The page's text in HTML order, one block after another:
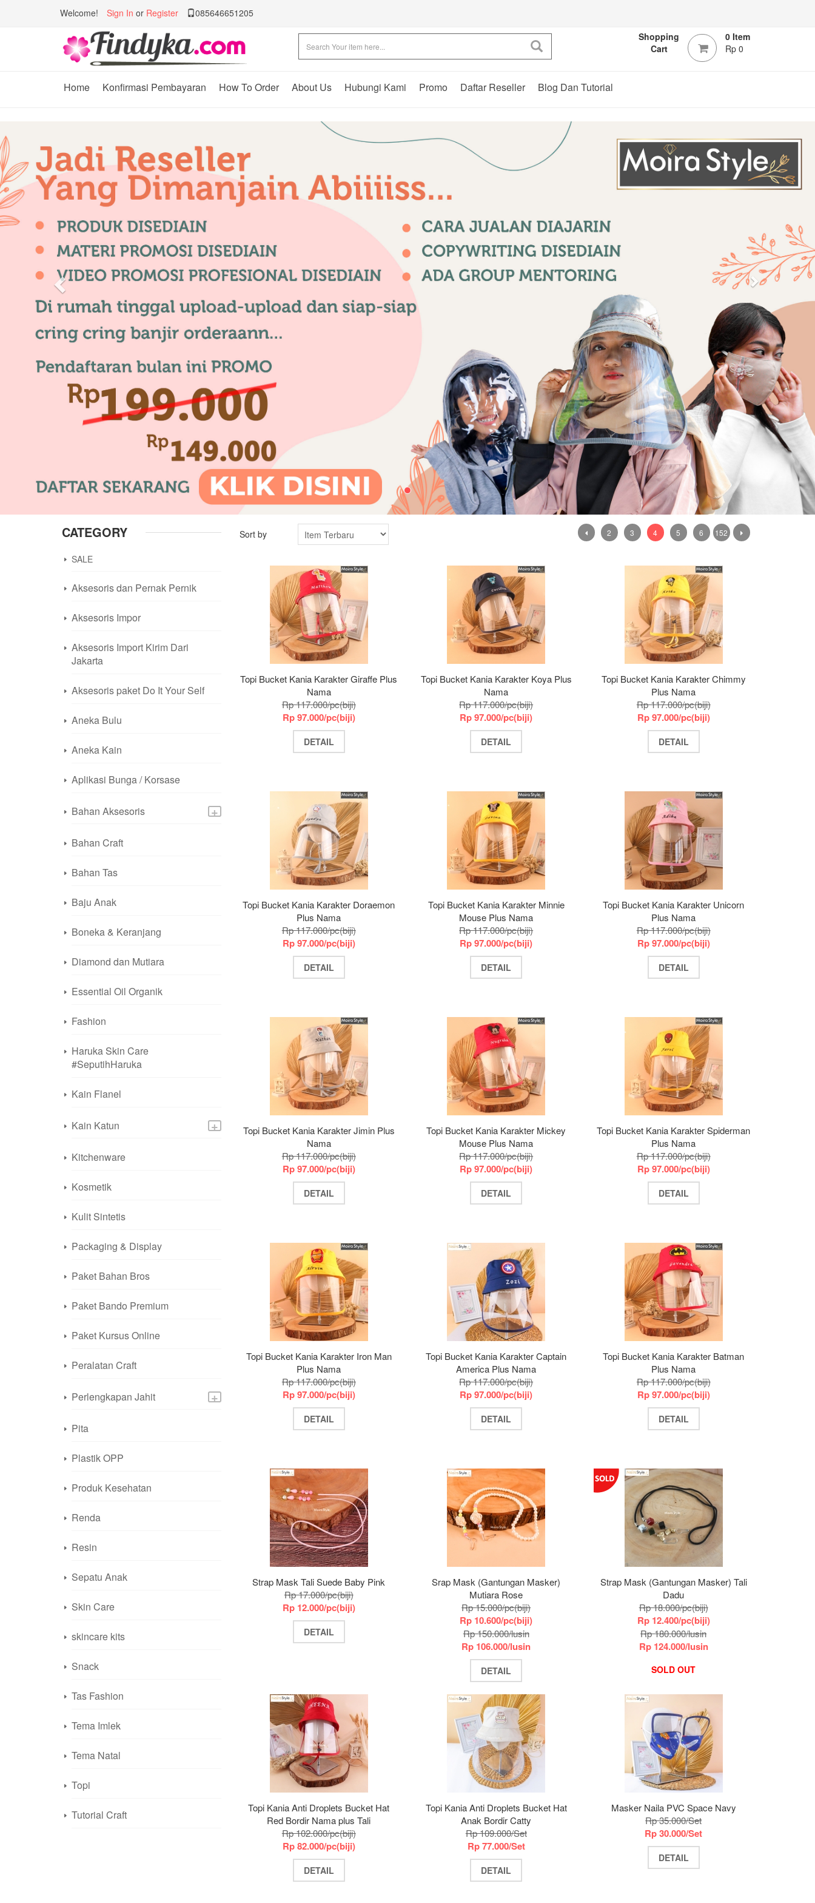
Welcome! Sign In or Register
085646651205
Shopping
Cart
0 Item
Rp 0
Home Konfirmasi Pembayaran How To Order About Us Hubungi Kami Promo Daftar Reseller Blog Dan Tutorial
CATEGORY
SALE
Aksesoris dan Pernak Pernik
Aksesoris Impor
Aksesoris Import Kirim Dari
Jakarta
Aksesoris paket Do It Your Self
Aneka Bulu
Aneka Kain
Aplikasi Bunga / Korsase
+
Bahan Aksesoris
Bahan Craft
Bahan Tas
Baju Anak
Boneka & Keranjang
Diamond dan Mutiara
Essential Oil Organik
Fashion
Haruka Skin Care
#SeputihHaruka
Kain Flanel
+
Kain Katun
Kitchenware
Kosmetik
Kulit Sintetis
Packaging & Display
Paket Bahan Bros
Paket Bando Premium
Paket Kursus Online
Peralatan Craft
+
Perlengkapan Jahit
Pita
Plastik OPP
Produk Kesehatan
Renda
Resin
Sepatu Anak
Skin Care
skincare kits
Snack
Tas Fashion
Tema Imlek
Tema Natal
Topi
Tutorial Craft
Sort by 2 3 4 5 6 152
Topi Bucket Kania Karakter Giraffe Plus
Nama
Rp 117.000/pc(biji)
Rp 97.000/pc(biji)
DETAIL
Topi Bucket Kania Karakter Koya Plus
Nama
Rp 117.000/pc(biji)
Rp 97.000/pc(biji)
DETAIL
Topi Bucket Kania Karakter Chimmy
Plus Nama
Rp 117.000/pc(biji)
Rp 97.000/pc(biji)
DETAIL
Topi Bucket Kania Karakter Doraemon
Plus Nama
Rp 117.000/pc(biji)
Rp 97.000/pc(biji)
DETAIL
Topi Bucket Kania Karakter Minnie
Mouse Plus Nama
Rp 117.000/pc(biji)
Rp 97.000/pc(biji)
DETAIL
Topi Bucket Kania Karakter Unicorn
Plus Nama
Rp 117.000/pc(biji)
Rp 97.000/pc(biji)
DETAIL
Topi Bucket Kania Karakter Jimin Plus
Nama
Rp 117.000/pc(biji)
Rp 97.000/pc(biji)
DETAIL
Topi Bucket Kania Karakter Mickey
Mouse Plus Nama
Rp 117.000/pc(biji)
Rp 97.000/pc(biji)
DETAIL
Topi Bucket Kania Karakter Spiderman
Plus Nama
Rp 117.000/pc(biji)
Rp 97.000/pc(biji)
DETAIL
Topi Bucket Kania Karakter Iron Man
Plus Nama
Rp 117.000/pc(biji)
Rp 97.000/pc(biji)
DETAIL
Topi Bucket Kania Karakter Captain
America Plus Nama
Rp 117.000/pc(biji)
Rp 97.000/pc(biji)
DETAIL
Topi Bucket Kania Karakter Batman
Plus Nama
Rp 117.000/pc(biji)
Rp 97.000/pc(biji)
DETAIL
Strap Mask Tali Suede Baby Pink
Rp 17.000/pc(biji)
Rp 12.000/pc(biji)
DETAIL
Srap Mask (Gantungan Masker)
Mutiara Rose
Rp 15.000/pc(biji)
Rp 10.600/pc(biji)
Rp 150.000/lusin
Rp 106.000/lusin
DETAIL
Strap Mask (Gantungan Masker) Tali
Dadu
Rp 18.000/pc(biji)
Rp 12.400/pc(biji)
Rp 180.000/lusin
Rp 124.000/lusin
SOLD OUT
Topi Kania Anti Droplets Bucket Hat
Red Bordir Nama plus Tali
Rp 102.000/pc(biji)
Rp 82.000/pc(biji)
DETAIL
Topi Kania Anti Droplets Bucket Hat
Anak Bordir Catty
Rp 109.000/Set
Rp 77.000/Set
DETAIL
Masker Naila PVC Space Navy
Rp 35.000/Set
Rp 30.000/Set
DETAIL